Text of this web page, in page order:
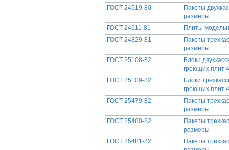
ГОСТ 24519-80
Пакеты
размеры
ГОСТ 24611-81
Плиты
ГОСТ 24829-81
Пакеты
размеры
ГОСТ 25108-82
Блоки
греющих плит
ГОСТ 25109-82
Блоки
греющих плит
ГОСТ 25479-82
Пакеты
размеры
ГОСТ 25480-82
Пакеты
размеры
ГОСТ 25481-82
Пакеты